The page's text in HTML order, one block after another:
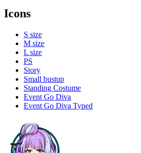
Icons
S size
M size
L size
PS
Story
Small bustup
Standing Costume
Event Go Diva
Event Go Diva Typed